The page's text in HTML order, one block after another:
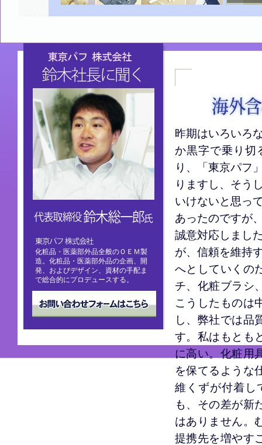
徹底した品質管理武器
昨期はいろいろ
か黒字で乗り切
り、「東京パフ
りますし、そう
いけないと思っ
あったのですが
誠意対応しまし
が、信頼を維持
へとしていくの
チ、化粧ブラシ
こうしたものは
し、弊社では品
す。私はもとも
に高い。化粧用
を保てるような
維くずが付着し
も、その差が新
はありません。
提携先を増やす
東京パフ株式会社 鈴木総一郎社長に聞く
東京パフ株式会社
化粧品・医薬部外品全般のＯＥＭ製
造。化粧品・医薬部外品の企画、開
発、およびデザイン、資材の手配ま
で総合的にプロデュースする。